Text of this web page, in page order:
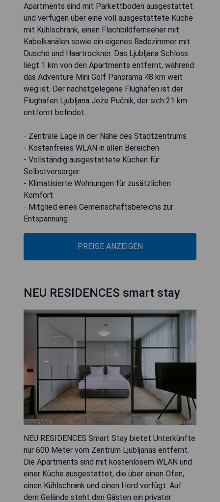
Apartments sind mit Parkettboden ausgestattet
und verfügen über eine voll ausgestattete Küche
mit Kühlschrank, einen Flachbildfernseher mit
Kabelkanälen sowie ein eigenes Badezimmer mit
Dusche und Haartrockner. Das Ljubljana Schloss
liegt 1 km von den Apartments entfernt, während
das Adventure Mini Golf Panorama 48 km weit
weg ist. Der nächstgelegene Flughafen ist der
Flughafen Ljubljana Jože Pučnik, der sich 21 km
entfernt befindet.
- Zentrale Lage in der Nähe des Stadtzentrums
- Kostenfreies WLAN in allen Bereichen
- Vollständig ausgestattete Küchen für
Selbstversorger
- Klimatisierte Wohnungen für zusätzlichen
Komfort
- Mitglied eines Gemeinschaftsbereichs zur
Entspannung
PREISE ANZEIGEN
NEU RESIDENCES smart stay
NEU RESIDENCES Smart Stay bietet Unterkünfte
nur 600 Meter vom Zentrum Ljubljanas entfernt.
Die Apartments sind mit kostenlosem WLAN und
einer Küche ausgestattet, die über einen Ofen,
einen Kühlschrank und einen Herd verfügt. Auf
dem Gelände steht den Gästen ein privater